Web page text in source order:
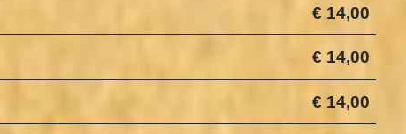
€ 14,00
€ 14,00
€ 14,00